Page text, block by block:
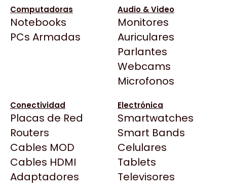
Computadoras
Notebooks
PCs Armadas
Audio & Video
Monitores
Auriculares
Parlantes
Webcams
Microfonos
Conectividad
Placas de Red
Routers
Cables MOD
Cables HDMI
Adaptadores
Electrónica
Smartwatches
Smart Bands
Celulares
Tablets
Televisores
BenQ
CX
Cooler Master
Deepcool
Dell
EVGA
Gamemax
Genesis
Genius
Todas las Tiendas
Click Gaming
Compufan Store
Dinobyte
Full H4rd
Gaming City
Gezatek
$423.597
Ver producto en la página de Gaming Point